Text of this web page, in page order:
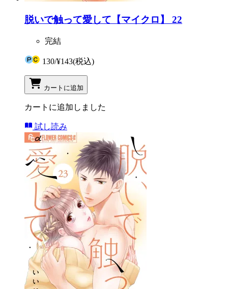
脱いで触って愛して【マイクロ】 22
完結
130/¥143(税込)
カートに追加
カートに追加しました
試し読み